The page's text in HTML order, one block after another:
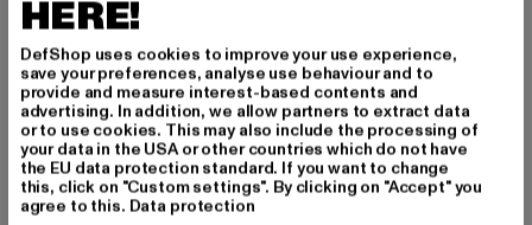
Farbe: schwarz
Hersteller Farbe: vintage black
Materialzusammensetzung: 100% Baumwolle
Art.Nr: 01SH2200-01917
Hersteller: License to Thrill GmbH |service@homeboy.eu
Max-Planck-Straße 2 | 63150 Heusenstamm | DE
HERE!
DefShop uses cookies to improve your use experience,
save your preferences, analyse use behaviour and to
provide and measure interest-based contents and
advertising. In addition, we allow partners to extract data
or to use cookies. This may also include the processing of
your data in the USA or other countries which do not have
the EU data protection standard. If you want to change
this, click on "Custom settings". By clicking on "Accept" you
agree to this. Data protection